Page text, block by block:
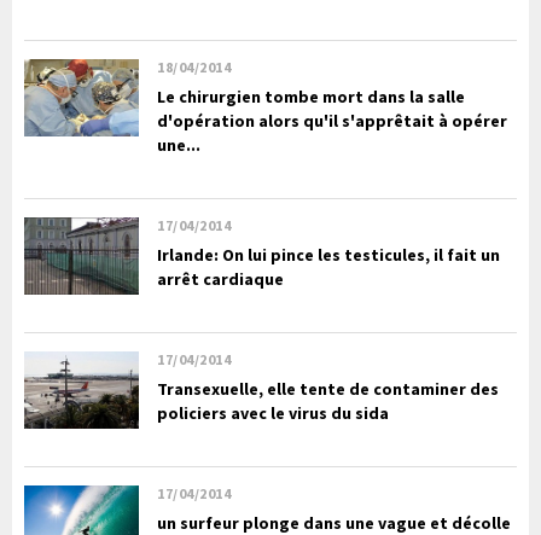
18/04/2014
Le chirurgien tombe mort dans la salle
d'opération alors qu'il s'apprêtait à opérer
une...
17/04/2014
Irlande: On lui pince les testicules, il fait un
arrêt cardiaque
17/04/2014
Transexuelle, elle tente de contaminer des
policiers avec le virus du sida
17/04/2014
un surfeur plonge dans une vague et décolle